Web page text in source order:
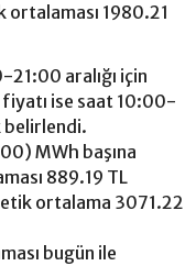
ortalaması 1980.21
aralığı için
ise saat 10:00-
belirlendi.
MWh başına
889.19 TL
ortalama 3071.22
bugün ile